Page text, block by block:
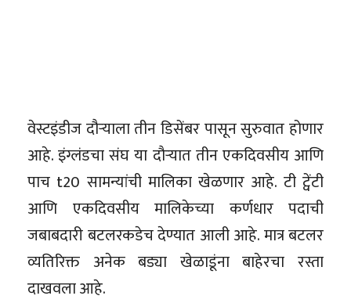
वेस्टइंडीज दौऱ्याला तीन डिसेंबर पासून सुरुवात होणार
आहे. इंग्लंडचा संघ या दौऱ्यात तीन एकदिवसीय आणि
पाच t20 सामन्यांची मालिका खेळणार आहे. टी ट्वेंटी
आणि एकदिवसीय मालिकेच्या कर्णधार पदाची
जबाबदारी बटलरकडेच देण्यात आली आहे. मात्र बटलर
व्यतिरिक्त अनेक बड्या खेळाडूंना बाहेरचा रस्ता
दाखवला आहे.